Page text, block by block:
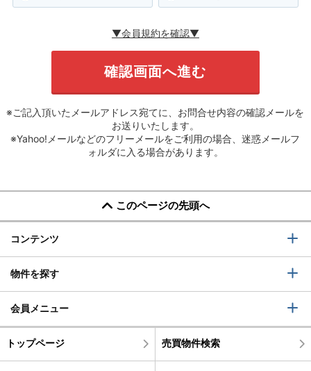
▼会員規約を確認▼
※ご記入頂いたメールアドレス宛てに、お問合せ内容の確認メールを
お送りいたします。
※Yahoo!メールなどのフリーメールをご利用の場合、迷惑メールフ
ォルダに入る場合があります。
このページの先頭へ
コンテンツ
物件を探す
会員メニュー
トップページ 売買物件検索